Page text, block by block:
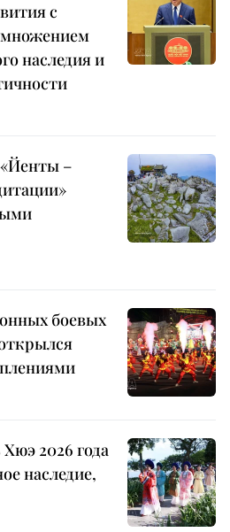
с
наследия и
–
боевых
2026 года
наследие,